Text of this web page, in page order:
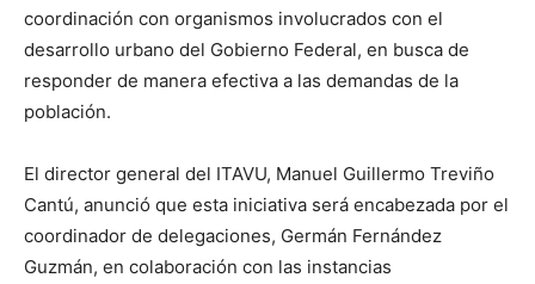
coordinación con organismos involucrados con el
desarrollo urbano del Gobierno Federal, en busca de
responder de manera efectiva a las demandas de la
población.
El director general del ITAVU, Manuel Guillermo Treviño
Cantú, anunció que esta iniciativa será encabezada por el
coordinador de delegaciones, Germán Fernández
Guzmán, en colaboración con las instancias